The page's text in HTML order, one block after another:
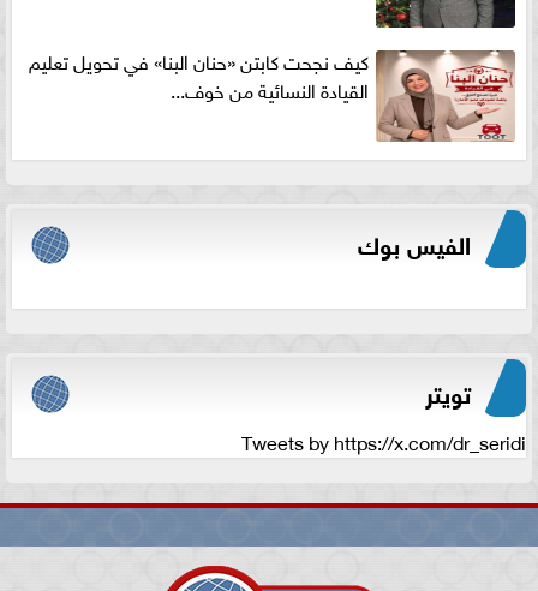
كيف نجحت كابتن «حنان البنا» في تحويل تعليم
القيادة النسائية من خوف...
الفيس بوك
تويتر
Tweets by https://x.com/dr_seridi